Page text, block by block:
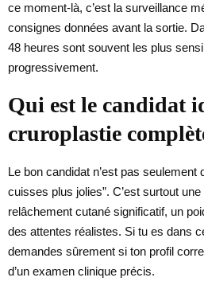
ce moment-là, c’est la surveillance
consignes données avant la sortie.
48 heures sont souvent les plus
progressivement.
Qui est le candidat
cruroplastie
Le bon candidat n’est pas seulement
cuisses plus jolies”. C’est surtout
relâchement cutané significatif, un
des attentes réalistes. Si tu es dans
demandes sûrement si ton profil
d’un examen clinique précis.